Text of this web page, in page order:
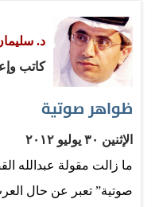
التجسس الإيراني في
صعدة، غير أنها فيما يبدو
اليمن، بعد أن أصبحت
الأمنية القبض عليهم
ذلك وبعده استمر
د.
كاتب
ظواهر صوتية
الإثنين ٣٠ يوليو ٢٠١٢
ما زالت مقولة عبدالله
صوتية” تعبر عن حال